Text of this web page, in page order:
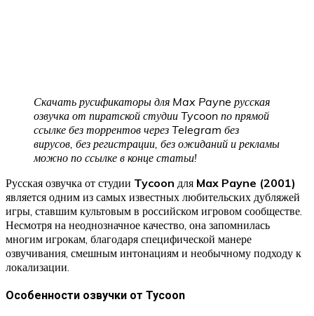
Скачать русификаторы для Max Payne русская
озвучка от пиратской студии Tycoon по прямой
ссылке без торрентов через Telegram без
вирусов, без регистрации, без ожиданий и рекламы
можно по ссылке в конце статьи!
Русская озвучка от студии Tycoon для Max Payne (2001)
является одним из самых известных любительских дубляжей
игры, ставшим культовым в российском игровом сообществе.
Несмотря на неоднозначное качество, она запомнилась
многим игрокам, благодаря специфической манере
озвучивания, смешным интонациям и необычному подходу к
локализации.
Особенности озвучки от Tycoon